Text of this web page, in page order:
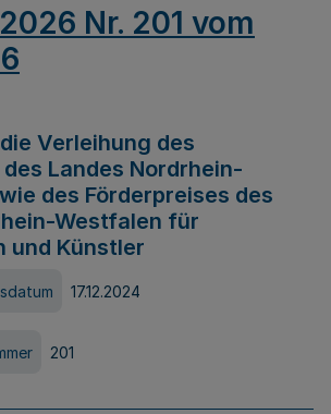
Nr. 201 vom
Verleihung des
Landes Nordrhein-
des Förderpreises des
Westfalen für
und Künstler
17.12.2024
201